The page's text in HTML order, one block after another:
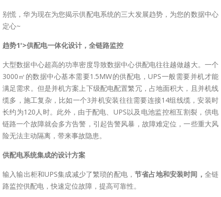
别慌，华为现在为您揭示供配电系统的三大发展趋势，为您的数据中心
定心~
趋势1'>供配电一体化设计，全链路监控
大型数据中心超高的功率密度导致数据中心供配电往往越做越大。一个
3000㎡的数据中心基本需要1.5MW的供配电，UPS一般需要并机才能
满足需求。但是并机方案上下级配电配置繁冗，占地面积大，且并机线
缆多，施工复杂，比如一个3并机安装往往需要连接14组线缆，安装时
长约为120人时。此外，由于配电、UPS以及电池监控相互割裂，供电
链路一个故障就会多方告警，引起告警风暴，故障难定位，一些重大风
险无法主动隔离，带来事故隐患。
供配电系统集成的设计方案
输入输出柜和UPS集成减少了繁琐的配电，节省占地和安装时间， 全链
路监控供配电，快速定位故障，提高可靠性。